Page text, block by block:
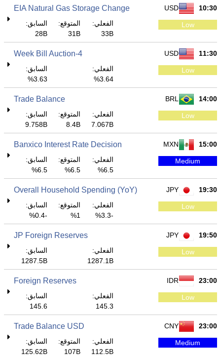
10:30
USD
EIA Natural Gas Storage Change
Low
الفعلي:
33B
المتوقع:
31B
السابق:
28B
11:30
USD
4-Week Bill Auction
Low
الفعلي:
3.64%
السابق:
3.63%
14:00
BRL
Trade Balance
Low
الفعلي:
7.067B
المتوقع:
8.4B
السابق:
9.758B
15:00
MXN
Banxico Interest Rate Decision
Medium
الفعلي:
6.5%
المتوقع:
6.5%
السابق:
6.5%
19:30
JPY
Overall Household Spending (YoY)
Low
الفعلي:
-3.3%
المتوقع:
1%
السابق:
-0.4%
19:50
JPY
JP Foreign Reserves
Low
الفعلي:
1287.1B
السابق:
1287.5B
23:00
IDR
Foreign Reserves
Low
الفعلي:
145.3
السابق:
145.6
23:00
CNY
Trade Balance USD
Medium
الفعلي:
112.5B
المتوقع:
107B
السابق:
125.62B